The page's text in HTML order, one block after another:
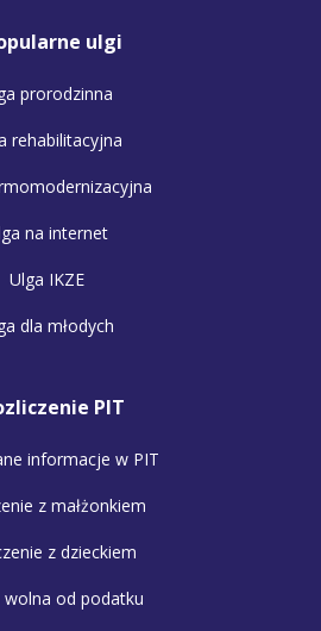
ulgi
prorodzinna
rehabilitacyjna
na internet
Ulga IKZE
dla młodych
PIT
informacje w PIT
z małżonkiem
z dzieckiem
wolna od podatku